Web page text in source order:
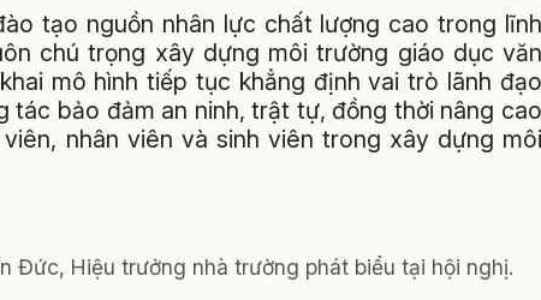
tạo nguồn nhân lực chất lượng cao trong lĩnh
chú trọng xây dựng môi trường giáo dục văn
mô hình tiếp tục khẳng định vai trò lãnh đạo
tác bảo đảm an ninh, trật tự, đồng thời nâng cao
nhân viên và sinh viên trong xây dựng môi
Đức, Hiệu trưởng nhà trường phát biểu tại hội nghị.